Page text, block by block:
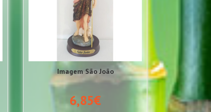
Imagem São João
6,85€